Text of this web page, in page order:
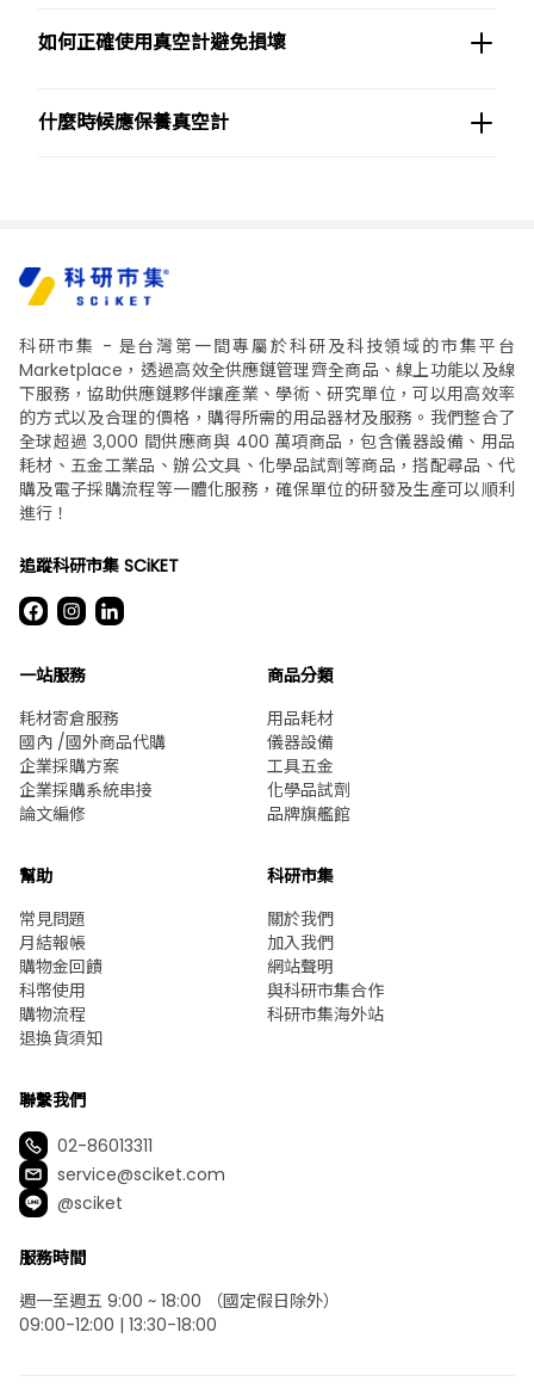
如何正確使用真空計避免損壞
什麼時候應保養真空計
科研市集 - 是台灣第一間專屬於科研及科技領域的市集平台
Marketplace，透過高效全供應鏈管理齊全商品、線上功能以及線
下服務，協助供應鏈夥伴讓產業、學術、研究單位，可以用高效率
的方式以及合理的價格，購得所需的用品器材及服務。我們整合了
全球超過 3,000 間供應商與 400 萬項商品，包含儀器設備、用品
耗材、五金工業品、辦公文具、化學品試劑等商品，搭配尋品、代
購及電子採購流程等一體化服務，確保單位的研發及生產可以順利
進行！
追蹤科研市集 SCiKET
一站服務
耗材寄倉服務
國內 /國外商品代購
企業採購方案
企業採購系統串接
論文編修
商品分類
用品耗材
儀器設備
工具五金
化學品試劑
品牌旗艦館
幫助
常見問題
月結報帳
購物金回饋
科幣使用
購物流程
退換貨須知
科研市集
關於我們
加入我們
網站聲明
與科研市集合作
科研市集海外站
聯繫我們
02-86013311
service@sciket.com
@sciket
服務時間
週一至週五 9:00 ~ 18:00 （國定假日除外）
09:00-12:00 | 13:30-18:00